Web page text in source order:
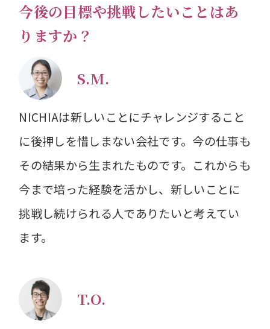
今後の目標や挑戦したいことはあ
りますか？
S.M.
NICHIAは新しいことにチャレンジすること
に後押しを惜しまない会社です。今の仕事も
その結果から生まれたものです。これからも
今まで培った経験を活かし、新しいことに
挑戦し続けられる人でありたいと考えてい
ます。
T.O.